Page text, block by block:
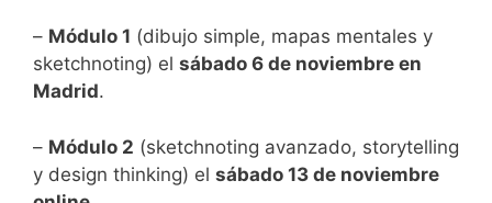
– Módulo 1 (dibujo simple, mapas mentales y
sketchnoting) el sábado 6 de noviembre en
Madrid.
– Módulo 2 (sketchnoting avanzado, storytelling
y design thinking) el sábado 13 de noviembre